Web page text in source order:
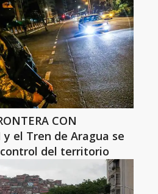
CON
y el Tren de Aragua se
del territorio